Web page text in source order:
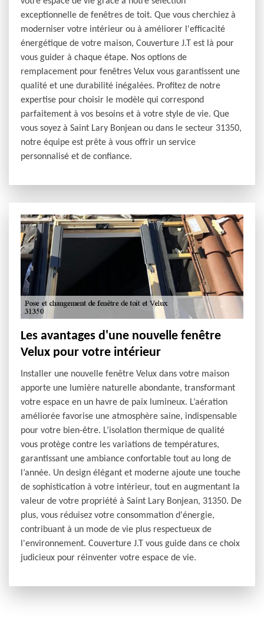
exceptionnelle de fenêtres de toit. Que vous cherchiez à
moderniser votre intérieur ou à améliorer l'efficacité
énergétique de votre maison, Couverture J.T est là pour
vous guider à chaque étape. Nos options de
remplacement pour fenêtres Velux vous garantissent une
qualité et une durabilité inégalées. Profitez de notre
expertise pour choisir le modèle qui correspond
parfaitement à vos besoins et à votre style de vie. Que
vous soyez à Saint Lary Bonjean ou dans le secteur 31350,
notre équipe est prête à vous offrir un service
personnalisé et de confiance.
Les avantages d'une nouvelle fenêtre
Velux pour votre intérieur
Installer une nouvelle fenêtre Velux dans votre maison
apporte une lumière naturelle abondante, transformant
votre espace en un havre de paix lumineux. L’aération
améliorée favorise une atmosphère saine, indispensable
pour votre bien-être. L’isolation thermique de qualité
vous protège contre les variations de températures,
garantissant une ambiance confortable tout au long de
l’année. Un design élégant et moderne ajoute une touche
de sophistication à votre intérieur, tout en augmentant la
valeur de votre propriété à Saint Lary Bonjean, 31350. De
plus, vous réduisez votre consommation d'énergie,
contribuant à un mode de vie plus respectueux de
l'environnement. Couverture J.T vous guide dans ce choix
judicieux pour réinventer votre espace de vie.